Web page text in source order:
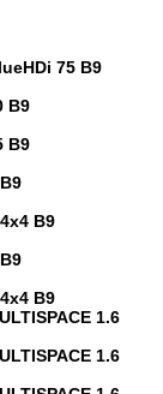
75 B9
B9
B9
B9
B9
1.6
1.6